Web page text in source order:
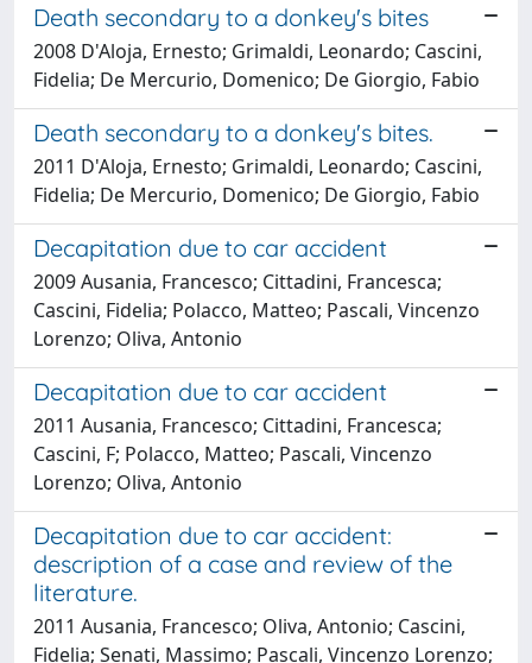
Death secondary to a donkey's bites
2008 D'Aloja, Ernesto; Grimaldi, Leonardo; Cascini,
Fidelia; De Mercurio, Domenico; De Giorgio, Fabio
Death secondary to a donkey's bites.
2011 D'Aloja, Ernesto; Grimaldi, Leonardo; Cascini,
Fidelia; De Mercurio, Domenico; De Giorgio, Fabio
Decapitation due to car accident
2009 Ausania, Francesco; Cittadini, Francesca;
Cascini, Fidelia; Polacco, Matteo; Pascali, Vincenzo
Lorenzo; Oliva, Antonio
Decapitation due to car accident
2011 Ausania, Francesco; Cittadini, Francesca;
Cascini, F; Polacco, Matteo; Pascali, Vincenzo
Lorenzo; Oliva, Antonio
Decapitation due to car accident:
description of a case and review of the
literature.
2011 Ausania, Francesco; Oliva, Antonio; Cascini,
Fidelia; Senati, Massimo; Pascali, Vincenzo Lorenzo;